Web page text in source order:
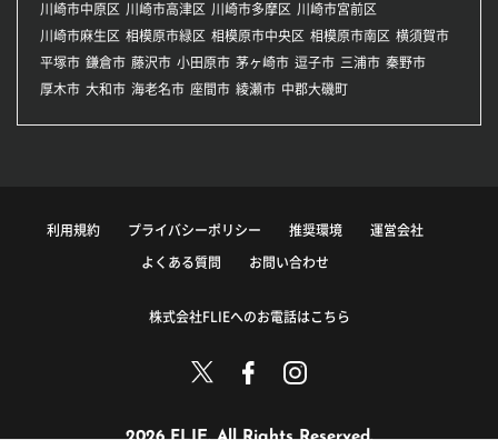
川崎市中原区 川崎市高津区 川崎市多摩区 川崎市宮前区
川崎市麻生区 相模原市緑区 相模原市中央区 相模原市南区 横須賀市
平塚市 鎌倉市 藤沢市 小田原市 茅ヶ崎市 逗子市 三浦市 秦野市
厚木市 大和市 海老名市 座間市 綾瀬市 中郡大磯町
利用規約 プライバシーポリシー 推奨環境 運営会社
よくある質問 お問い合わせ
株式会社FLIEへのお電話はこちら